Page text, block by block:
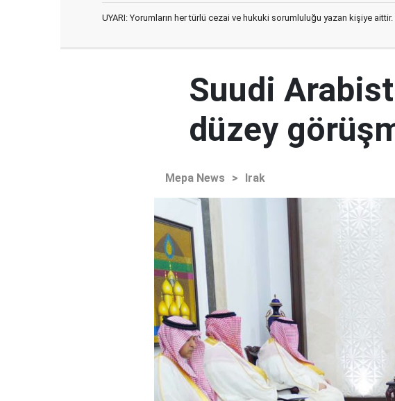
UYARI: Yorumların her türlü cezai ve hukuki sorumluluğu yazan kişiye
Suudi
düzey
Mepa News > Irak